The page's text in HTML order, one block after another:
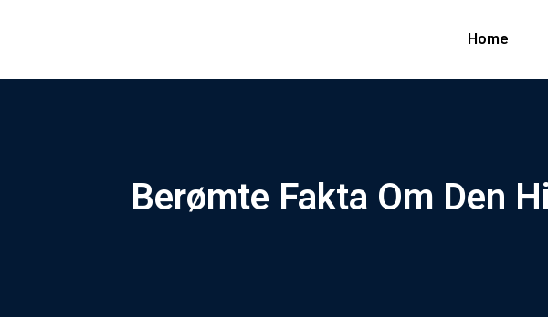
Home
Berømte Fakta Om Den